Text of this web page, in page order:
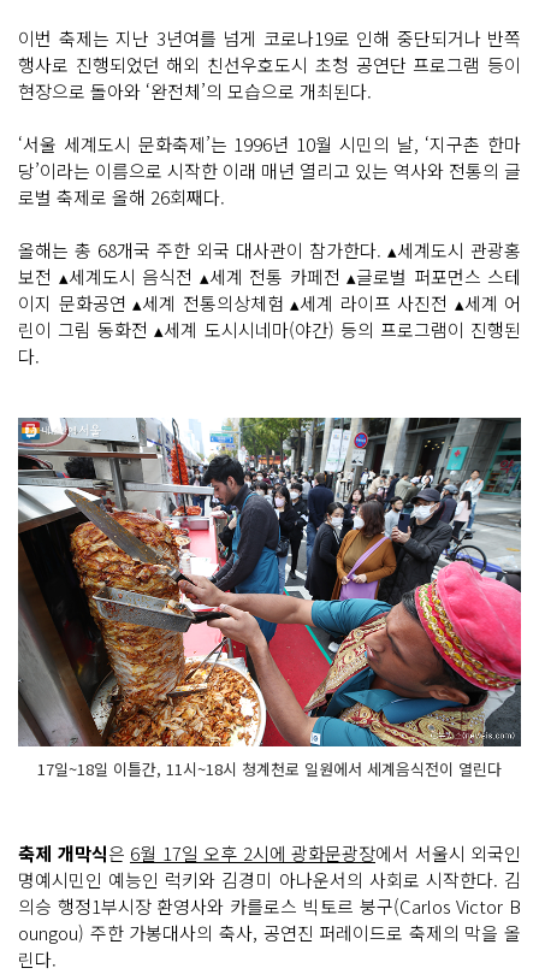
이번 축제는 지난 3년여를 넘게 코로나19로 인해 중단되거나 반쪽
행사로 진행되었던 해외 친선우호도시 초청 공연단 프로그램 등이
현장으로 돌아와 ‘완전체’의 모습으로 개최된다.
‘서울 세계도시 문화축제’는 1996년 10월 시민의 날, ‘지구촌 한마
당’이라는 이름으로 시작한 이래 매년 열리고 있는 역사와 전통의 글
로벌 축제로 올해 26회째다.
올해는 총 68개국 주한 외국 대사관이 참가한다. ▴세계도시 관광홍
보전 ▴세계도시 음식전 ▴세계 전통 카페전 ▴글로벌 퍼포먼스 스테
이지 문화공연 ▴세계 전통의상체험 ▴세계 라이프 사진전 ▴세계 어
린이 그림 동화전 ▴세계 도시시네마(야간) 등의 프로그램이 진행된
다.
17일~18일 이틀간, 11시~18시 청계천로 일원에서 세계음식전이 열린다
축제 개막식은 6월 17일 오후 2시에 광화문광장에서 서울시 외국인
명예시민인 예능인 럭키와 김경미 아나운서의 사회로 시작한다. 김
의승 행정1부시장 환영사와 카를로스 빅토르 붕구(Carlos Victor B
oungou) 주한 가봉대사의 축사, 공연진 퍼레이드로 축제의 막을 올
린다.